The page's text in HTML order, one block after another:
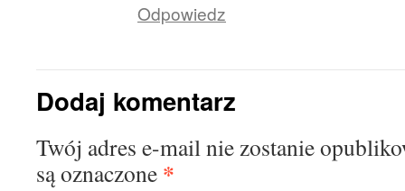
Odpowiedz
Dodaj komentarz
Twój adres e-mail nie zostanie
są oznaczone *